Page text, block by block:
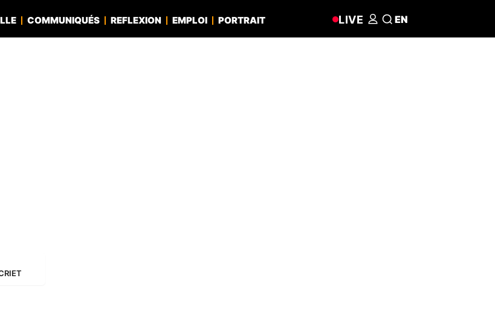
COMMUNIQUÉS REFLEXION EMPLOI PORTRAIT LIVE EN